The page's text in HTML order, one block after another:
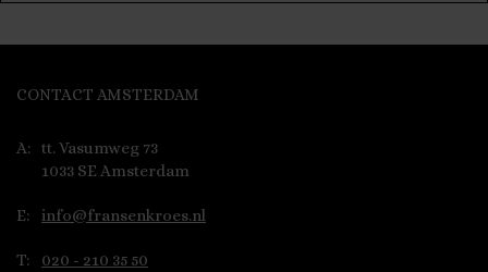
CONTACT AMSTERDAM
A:
tt. Vasumweg 73
1033 SE Amsterdam
E: info@fransenkroes.nl
T:
020 - 210 35 50